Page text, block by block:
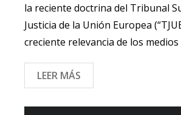
la reciente doctrina del Tribunal
Justicia de la Unión Europea
creciente relevancia de los
LEER MÁS